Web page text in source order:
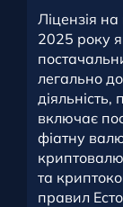
Ліцензія
2025 року
легально
включає
фіатну
та
правил